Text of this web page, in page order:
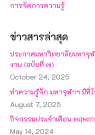
การจัดการความรู้
ข่าวสารล่าสุด
ประกาศมหาวิทยาลัยมหาจุ
งาน (ฉบับที่ ๗)
October 24, 2025
ทำความรู้จัก มหาจุฬาฯ มีที่ไ
August 7, 2025
กิจกรรมประจำเดือน พฤษภ
May 14, 2024